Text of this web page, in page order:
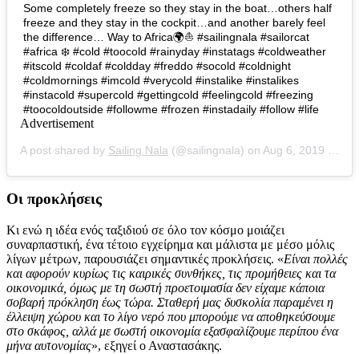
Some completely freeze so they stay in the boat…others half
freeze and they stay in the cockpit…and another barely feel
the difference… Way to Africa🌍⛵ #sailingnala #sailorcat
#africa ❄️ #cold #toocold #rainyday #instatags #coldweather
#itscold #coldaf #coldday #freddo #socold #coldnight
#coldmornings #imcold #verycold #instalike #instalikes
#instacold #supercold #gettingcold #feelingcold #freezing
#toocoldoutside #followme #frozen #instadaily #follow #life
Advertisement
A post shared by Sailing Nala (@sailingnala) on Aug 6, 2019 at 8:33am PDT
Οι προκλήσεις
Κι ενώ η ιδέα ενός ταξιδιού σε όλο τον κόσμο μοιάζει
συναρπαστική, ένα τέτοιο εγχείρημα και μάλιστα με μέσο μόλις
λίγων μέτρων, παρουσιάζει σημαντικές προκλήσεις. «Είναι πολλές
και αφορούν κυρίως τις καιρικές συνθήκες, τις προμήθειες και τα
οικονομικά, όμως με τη σωστή προετοιμασία δεν είχαμε κάποια
σοβαρή πρόκληση έως τώρα. Σταθερή μας δυσκολία παραμένει η
έλλειψη χώρου και το λίγο νερό που μπορούμε να αποθηκεύσουμε
στο σκάφος, αλλά με σωστή οικονομία εξασφαλίζουμε περίπου ένα
μήνα αυτονομίας», εξηγεί ο Αναστασάκης.